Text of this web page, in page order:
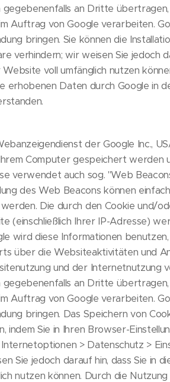
an Dritte
von Google verarbeiten.
bringen. Sie können die
wir weisen Sie jedoch
voll umfänglich nutzen
erhobenen Daten durch Google in
der Google Inc.,
Computer gespeichert werden
verwendet auch sog. ''Web
des Web Beacons können
Die durch den Cookie und/
(einschließlich Ihrer IP-Adresse)
wird diese Informationen
über die Websiteaktivitäten und
und der Internetnutzung
an Dritte
von Google verarbeiten.
bringen. Das Speichern von
indem Sie in Ihren Browser-
> Datenschutz >
Sie jedoch darauf hin, dass Sie in
nutzen können. Durch die